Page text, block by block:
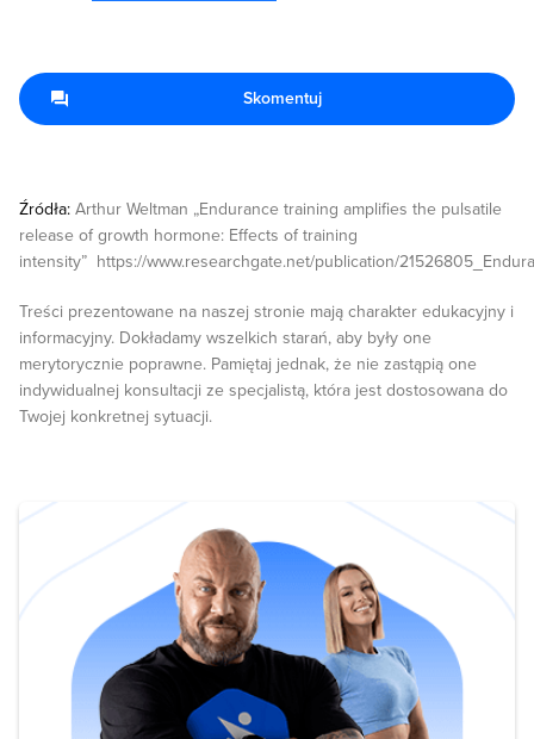
Źródła: Arthur Weltman „Endurance training amplifies the pulsatile
release of growth hormone: Effects of training
intensity” https://www.researchgate.net/publication/
Treści prezentowane na naszej stronie mają charakter edukacyjny i
informacyjny. Dokładamy wszelkich starań, aby były one
merytorycznie poprawne. Pamiętaj jednak, że nie zastąpią one
indywidualnej konsultacji ze specjalistą, która jest dostosowana do
Twojej konkretnej sytuacji.
Skomentuj